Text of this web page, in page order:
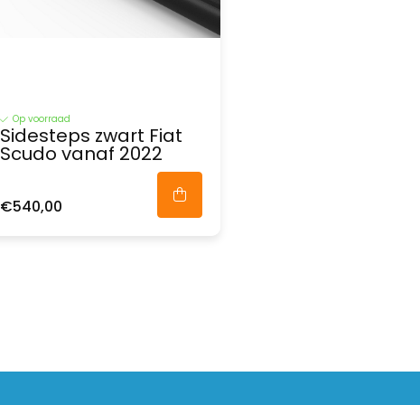
Op voorraad
Sidesteps zwart Fiat
Scudo vanaf 2022
€540,00